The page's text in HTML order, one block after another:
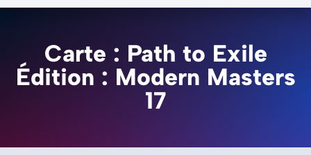
Carte : Path to Exile
Édition : Modern Masters
17